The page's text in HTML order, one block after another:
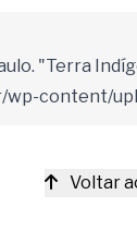
"Terra
content/
Voltar